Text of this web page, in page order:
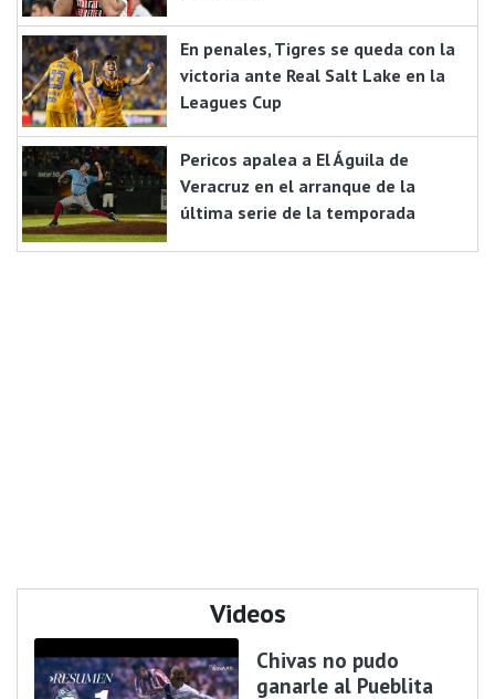
En penales, Tigres se queda con la
victoria ante Real Salt Lake en la
Leagues Cup
Pericos apalea a El Águila de
Veracruz en el arranque de la
última serie de la temporada
Videos
Chivas no pudo
ganarle al Pueblita